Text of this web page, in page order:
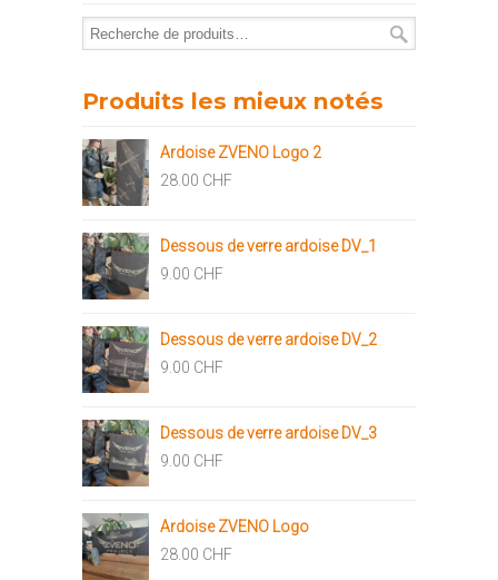
Produits les mieux notés
Ardoise ZVENO Logo 2
28.00 CHF
Dessous de verre ardoise DV_1
9.00 CHF
Dessous de verre ardoise DV_2
9.00 CHF
Dessous de verre ardoise DV_3
9.00 CHF
Ardoise ZVENO Logo
28.00 CHF